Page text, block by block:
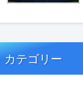
カテゴリー